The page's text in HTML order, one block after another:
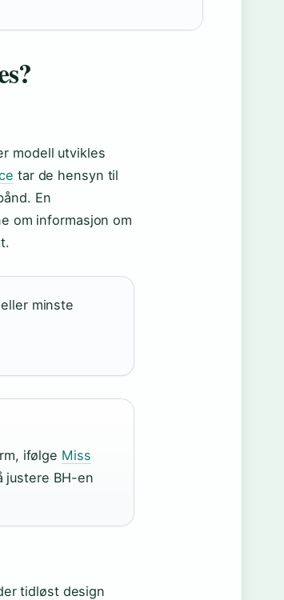
modell utvikles
tar de hensyn til
En
om informasjon om
minste
ifølge Miss
justere BH-en
tidløst design